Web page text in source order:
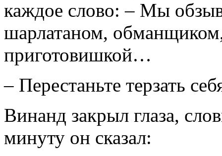
каждое слово: – Мы
шарлатаном,
приготовишкой…
– Перестаньте терзать
Винанд закрыл глаза,
минуту он сказал: